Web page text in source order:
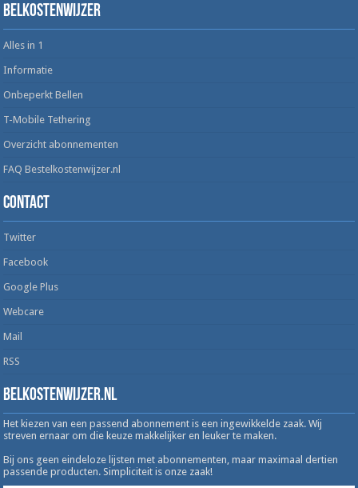
Belkostenwijzer
Alles in 1
Informatie
Onbeperkt Bellen
T-Mobile Tethering
Overzicht abonnementen
FAQ Bestelkostenwijzer.nl
Contact
Twitter
Facebook
Google Plus
Webcare
Mail
RSS
Belkostenwijzer.nl
Het kiezen van een passend abonnement is een ingewikkelde zaak. Wij
streven ernaar om die keuze makkelijker en leuker te maken.
Bij ons geen eindeloze lijsten met abonnementen, maar maximaal dertien
passende producten. Simpliciteit is onze zaak!